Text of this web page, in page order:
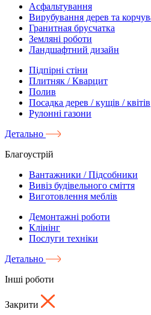
Асфальтування
Вирубування дерев та
Гранитная брусчатка
Земляні роботи
Ландшафтний дизайн
Підпірні стіни
Плитняк / Кварцит
Полив
Посадка дерев / кущів / квітів
Рулонні газони
Детально
Благоустрій
Вантажники / Підсобники
Вивіз будівельного сміття
Виготовлення меблів
Демонтажні роботи
Клінінг
Послуги техніки
Детально
Інші роботи
Закрити